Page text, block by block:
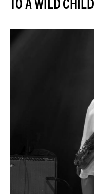
JAZZENDA